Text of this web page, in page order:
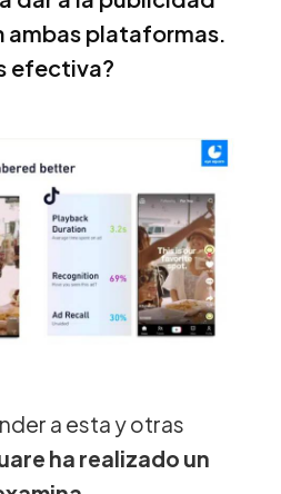
ambas plataformas.
efectiva?
a esta y otras
ha realizado un